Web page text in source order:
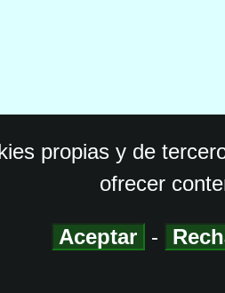
propias y de
ofrecer
Aceptar -